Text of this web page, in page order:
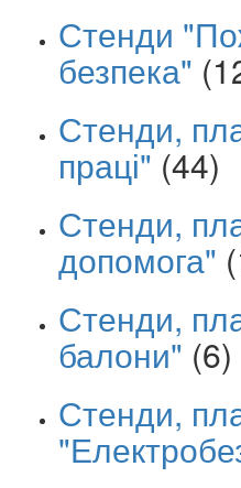
Стенди
безпека"
Стенди,
праці" (44)
Стенди,
допомога"
Стенди,
балони" (6)
Стенди,